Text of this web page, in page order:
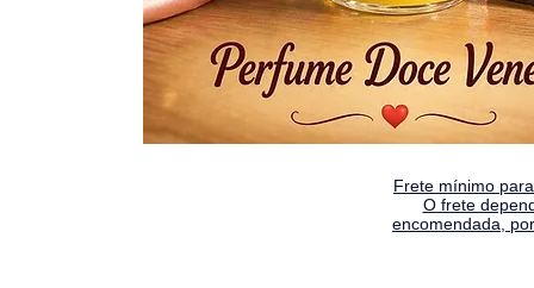
Frete mínimo
O frete
encomendada,